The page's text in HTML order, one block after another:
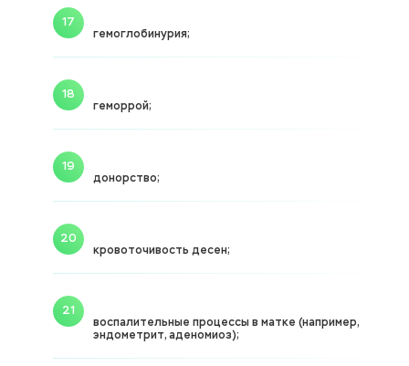
гемоглобинурия;
геморрой;
донорство;
кровоточивость десен;
воспалительные процессы в матке (например,
эндометрит, аденомиоз);